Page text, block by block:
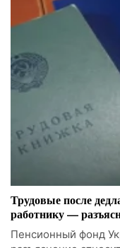
Трудовые после
работнику —
Пенсионный фонд